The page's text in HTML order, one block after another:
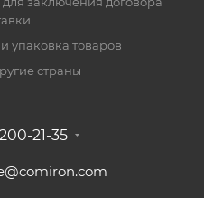
упаковка товаров
страны
21-35